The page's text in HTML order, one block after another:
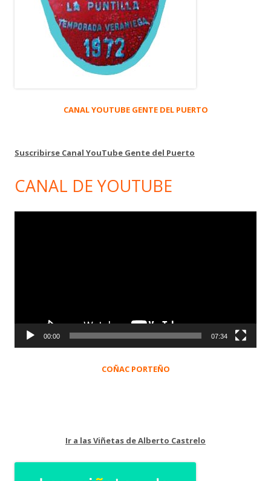
CANAL YOUTUBE GENTE DEL PUERTO
Suscribirse Canal YouTube Gente del Puerto
CANAL DE YOUTUBE
00:00 07:34
COÑAC PORTEÑO
Ir a las Viñetas de Alberto Castrelo